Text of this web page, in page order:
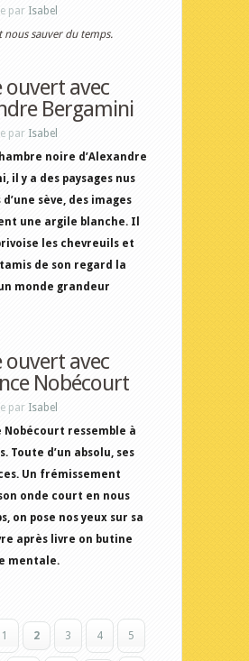
par Isabel
nous sauver du temps.
ouvert avec
Bergamini
par Isabel
noire d’Alexandre
il y a des paysages nus
sève, des images
une argile blanche. Il
les chevreuils et
de son regard la
monde grandeur
ouvert avec
Nobécourt
par Isabel
Nobécourt ressemble à
Toute d’un absolu, ses
Un frémissement
onde court en nous
on pose nos yeux sur sa
après livre on butine
mentale.
1 2 3 4 5